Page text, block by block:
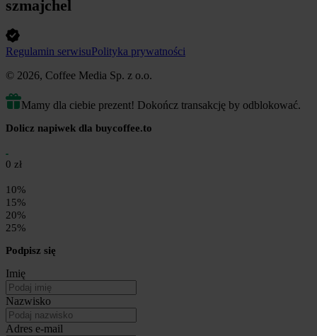
szmajchel
Regulamin serwisuPolityka prywatności
© 2026, Coffee Media Sp. z o.o.
Mamy dla ciebie prezent! Dokończ transakcję by odblokować.
Dolicz napiwek dla buycoffee.to
0 zł
10%
15%
20%
25%
Podpisz się
Imię
Nazwisko
Adres e-mail